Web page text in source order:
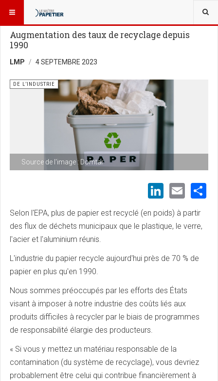
VOUS ÊTES ICI :
Augmentation des taux de recyclage depuis
1990
LMP 4 SEPTEMBRE 2023
Source de l'image : Domtar
DE L’INDUSTRIE
Selon l'EPA, plus de papier est recyclé (en poids) à partir
des flux de déchets municipaux que le plastique, le verre,
l'acier et l'aluminium réunis.
L'industrie du papier recycle aujourd'hui près de 70 % de
papier en plus qu'en 1990.
Nous sommes préoccupés par les efforts des États
visant à imposer à notre industrie des coûts liés aux
produits difficiles à recycler par le biais de programmes
de responsabilité élargie des producteurs.
« Si vous y mettez un matériau responsable de la
contamination (du système de recyclage), vous devriez
probablement être celui qui contribue financièrement à